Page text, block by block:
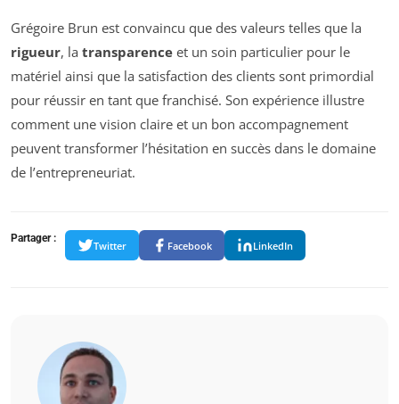
Grégoire Brun est convaincu que des valeurs telles que la
rigueur, la transparence et un soin particulier pour le
matériel ainsi que la satisfaction des clients sont primordial
pour réussir en tant que franchisé. Son expérience illustre
comment une vision claire et un bon accompagnement
peuvent transformer l’hésitation en succès dans le domaine
de l’entrepreneuriat.
Partager :
Twitter Facebook LinkedIn